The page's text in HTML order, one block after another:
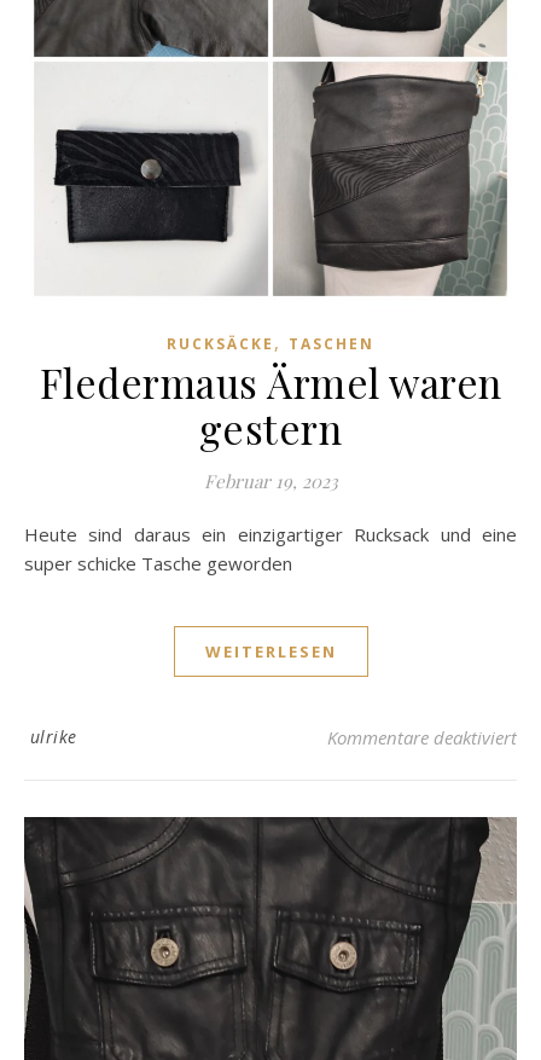
RUCKSÄCKE , TASCHEN
Fledermaus Ärmel waren
gestern
Februar 19, 2023
Heute sind daraus ein einzigartiger Rucksack und eine
super schicke Tasche geworden
WEITERLESEN
ulrike Kommentare deaktiviertfür